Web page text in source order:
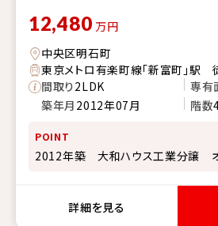
12,480 万円
中央区明石町
東京メトロ有楽町線「新富町」駅
間取り2LDK 専有
築年月 2012年07月 階数
POINT
2012年築 大和ハウス工業分譲 オ
詳細を見る